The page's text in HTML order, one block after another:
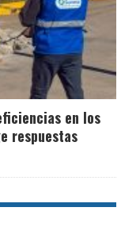
en los
respuestas